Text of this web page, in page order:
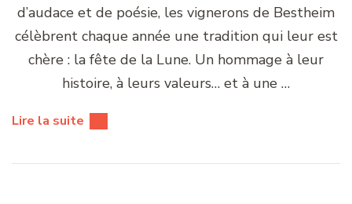
d’audace et de poésie, les vignerons de Bestheim
célèbrent chaque année une tradition qui leur est
chère : la fête de la Lune. Un hommage à leur
histoire, à leurs valeurs… et à une …
Lire la suite